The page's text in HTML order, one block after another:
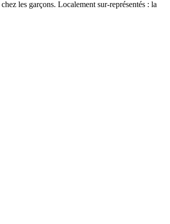
chez les garçons. Localement sur-représentés : la